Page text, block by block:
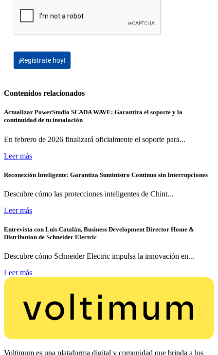
¡Regístrate hoy!
Contenidos relacionados
Actualizar PowerStudio SCADA WAVE: Garantiza el soporte y la
continuidad de tu instalación
En febrero de 2026 finalizará oficialmente el soporte para...
Leer más
Reconexión Inteligente: Garantiza Suministro Continuo sin Interrupciones
Descubre cómo las protecciones inteligentes de Chint...
Leer más
Entrevista con Luis Catalán, Business Development Director Home &
Distribution de Schneider Electric
Descubre cómo Schneider Electric impulsa la innovación en...
Leer más
Voltimum es una plataforma digital y comunidad que brinda a los